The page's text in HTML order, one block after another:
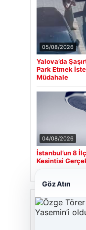
05/08/2026
Yalova’da
Park Etmek
Müdahale
04/08/2026
İstanbul’un 8
Kesintisi
Son Eklenen
Göz Atın